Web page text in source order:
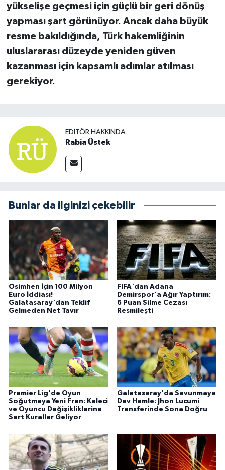
yükselişe geçmesi için güçlü bir geri dönüş
yapması şart görünüyor. Ancak daha büyük
resme bakıldığında, Türk hakemliğinin
uluslararası düzeyde yeniden güven
kazanması için kapsamlı adımlar atılması
gerekiyor.
EDITÖR HAKKINDA
Rabia Üstek
Bunlar da ilginizi çekebilir
Osimhen İçin 100 Milyon
Euro İddiası!
Galatasaray'dan Teklif
Gelmeden Net Tavır
FIFA'dan Adana
Demirspor'a Ağır Yaptırım:
6 Puan Silme Cezası
Resmileşti
Premier Lig'de Oyun
Soğutmaya Yeni Fren: Kaleci
ve Oyuncu Değişikliklerine
Sert Kurallar Geliyor
Galatasaray'da Savunmaya
Dev Hamle: Jhon Lucumi
Transferinde Sona Doğru